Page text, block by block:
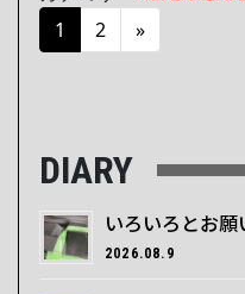
投稿ナビゲーシ
1 2 »
DIARY
いろいろとお
2026.08.9